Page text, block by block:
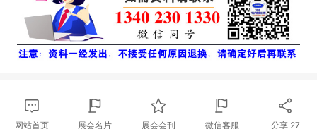
网站首页 展会名片 展会会刊 微信客服 分享 27